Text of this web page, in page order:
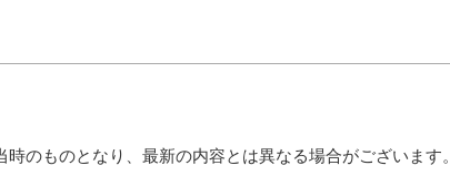
のものとなり、最新の内容とは異なる場合がございます。